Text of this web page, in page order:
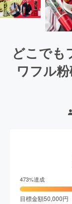
どこでも
ワフル
473%達成
目標金額50,000円